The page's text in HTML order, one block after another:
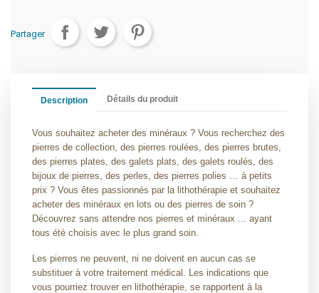
Partager
Description Détails du produit
Vous souhaitez acheter des minéraux ? Vous recherchez des
pierres de collection, des pierres roulées, des pierres brutes,
des pierres plates, des galets plats, des galets roulés, des
bijoux de pierres, des perles, des pierres polies … à petits
prix ? Vous êtes passionnés par la lithothérapie et souhaitez
acheter des minéraux en lots ou des pierres de soin ?
Découvrez sans attendre nos pierres et minéraux ... ayant
tous été choisis avec le plus grand soin.
Les pierres ne peuvent, ni ne doivent en aucun cas se
substituer à votre traitement médical. Les indications que
vous pourriez trouver en lithothérapie, se rapportent à la